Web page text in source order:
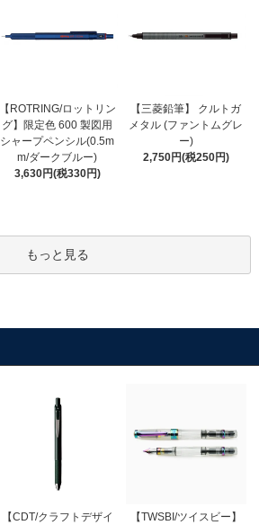
【ROTRING/ロットリン
グ】限定色 600 製図用
シャープペンシル(0.5m
m/ダークブルー)
3,630円(税330円)
【三菱鉛筆】 クルトガ
メタル (ファントムグレ
ー)
2,750円(税250円)
もっと見る
【CDT/クラフトデザイ
【TWSBI/ツイスビー】